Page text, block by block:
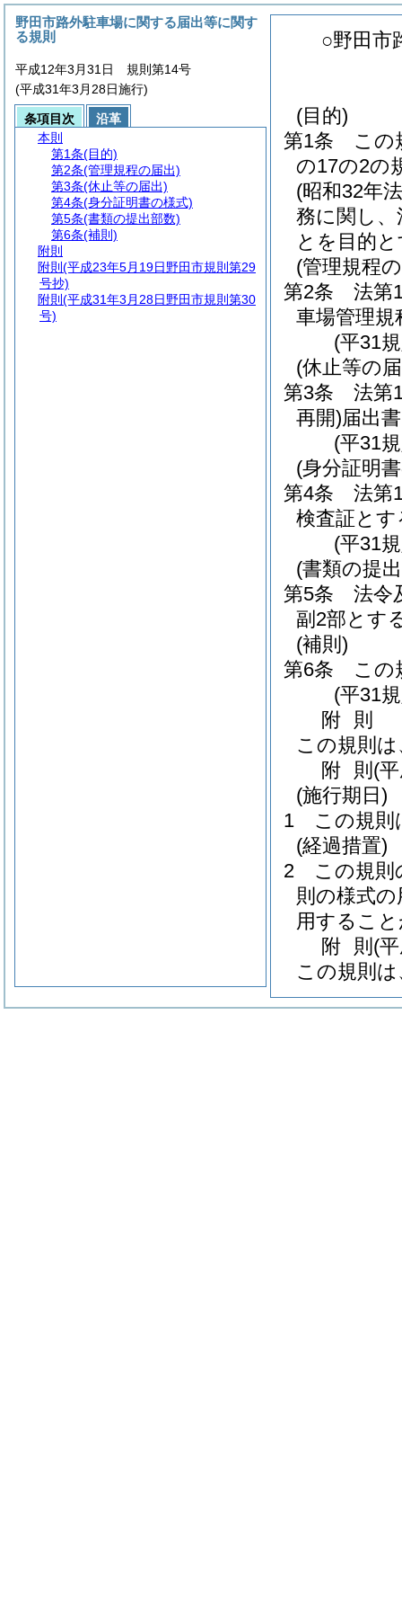
○野田市
(目的)
第1条
この
の17の2の
(昭和32年
務に関し
とを目的
(管理規程
第2条
法第
車場管理規
(平31
(休止等の
第3条
法第
再開)届出
(平31
(身分証明
第4条
法第
検査証とす
(平31
(書類の提
第5条
法令
副2部とす
(補則)
第6条
この
(平31
附 則
この規則
附 則 (
(施行期日)
1
この規則
(経過措置)
2
この規則
則の様式
用するこ
附 則 (
この規則
野田市路外駐車場に関する届出等に関す
る規則
平成12年3月31日 規則第14号
(平成31年3月28日施行)
条項目次
沿革
本則
第1条(目的)
第2条(管理規程の届出)
第3条(休止等の届出)
第4条(身分証明書の様式)
第5条(書類の提出部数)
第6条(補則)
附則
附則 (平成23年5月19日野田市規則第29
号抄)
附則 (平成31年3月28日野田市規則第30
号)